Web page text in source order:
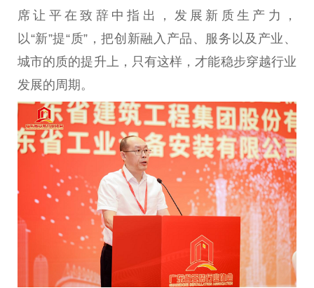
席让平在致辞中指出，发展新质生产力，
以“新”提“质”，把创新融入产品、服务以及产业、
城市的质的提升上，只有这样，才能稳步穿越行业
发展的周期。